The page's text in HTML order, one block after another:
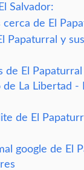
Salvador:
de El
Papaturral y sus
de El Papaturral
La Libertad -
de El
google de El